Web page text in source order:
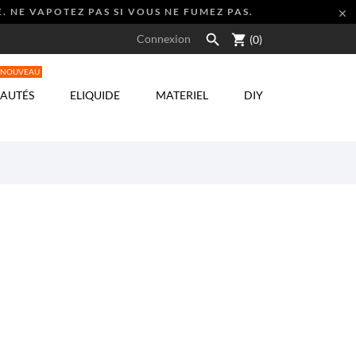
VAPOTEZ PAS SI VOUS NE FUMEZ PAS. 
Connexion  shopping_cart (0)
NOUVEAU
ELIQUIDE MATERIEL DIY